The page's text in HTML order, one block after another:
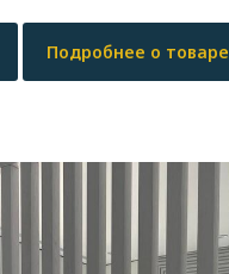
Подробнее о товаре